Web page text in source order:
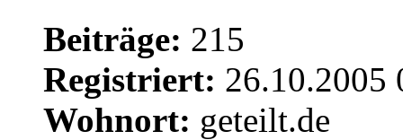
Beiträge: 215
Registriert: 26.10.2005
Wohnort: geteilt.de